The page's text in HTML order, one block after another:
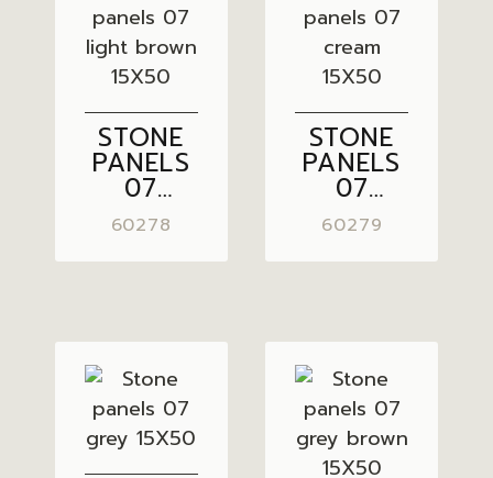
STONE
PANELS
07
LIGHT
BROWN
15X50
60278
STONE
PANELS
07
CREAM
15X50
60279